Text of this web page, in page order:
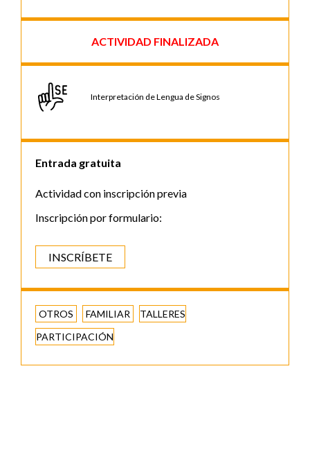
ACTIVIDAD FINALIZADA
Interpretación de Lengua de Signos
Entrada gratuita
Actividad con inscripción previa
Inscripción por formulario:
INSCRÍBETE
OTROS FAMILIAR
TALLERES
PARTICIPACIÓN